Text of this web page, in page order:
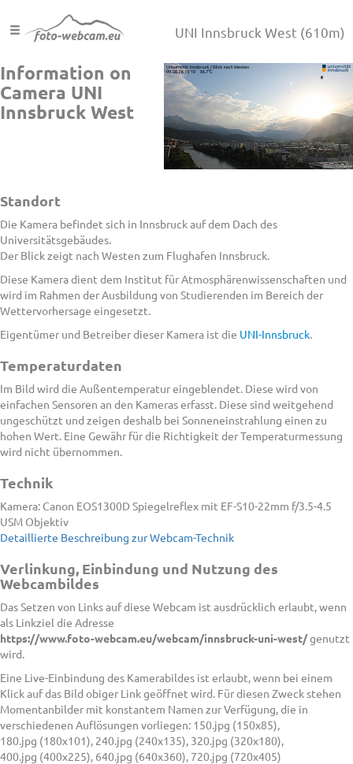
UNI Innsbruck West (610m)
Information on
Camera UNI
Innsbruck West
Standort
Die Kamera befindet sich in Innsbruck auf dem Dach des
Universitätsgebäudes.
Der Blick zeigt nach Westen zum Flughafen Innsbruck.
Diese Kamera dient dem Institut für Atmosphärenwissenschaften und
wird im Rahmen der Ausbildung von Studierenden im Bereich der
Wettervorhersage eingesetzt.
Eigentümer und Betreiber dieser Kamera ist die UNI-Innsbruck.
Temperaturdaten
Im Bild wird die Außentemperatur eingeblendet. Diese wird von
einfachen Sensoren an den Kameras erfasst. Diese sind weitgehend
ungeschützt und zeigen deshalb bei Sonneneinstrahlung einen zu
hohen Wert. Eine Gewähr für die Richtigkeit der Temperaturmessung
wird nicht übernommen.
Technik
Kamera: Canon EOS1300D Spiegelreflex mit EF-S10-22mm f/3.5-4.5
USM Objektiv
Detaillierte Beschreibung zur Webcam-Technik
Verlinkung, Einbindung und Nutzung des
Webcambildes
Das Setzen von Links auf diese Webcam ist ausdrücklich erlaubt, wenn
als Linkziel die Adresse
https://www.foto-webcam.eu/webcam/innsbruck-uni-west/genutzt
wird.
Eine Live-Einbindung des Kamerabildes ist erlaubt, wenn bei einem
Klick auf das Bild obiger Link geöffnet wird. Für diesen Zweck stehen
Momentanbilder mit konstantem Namen zur Verfügung, die in
verschiedenen Auflösungen vorliegen: 150.jpg (150x85),
180.jpg (180x101), 240.jpg (240x135), 320.jpg (320x180),
400.jpg (400x225), 640.jpg (640x360), 720.jpg (720x405)